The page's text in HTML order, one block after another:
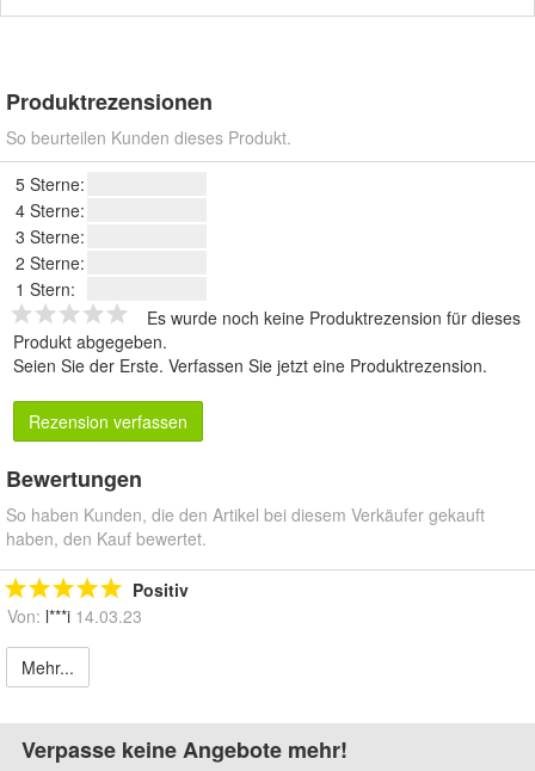
Produktrezensionen
So beurteilen Kunden dieses Produkt.
5 Sterne:
4 Sterne:
3 Sterne:
2 Sterne:
1 Stern:
Es wurde noch keine Produktrezension für dieses
Produkt abgegeben.
Seien Sie der Erste. Verfassen Sie jetzt eine Produktrezension.
Rezension verfassen
Bewertungen
So haben Kunden, die den Artikel bei diesem Verkäufer gekauft
haben, den Kauf bewertet.
Positiv
Von: l***i 14.03.23
Mehr...
Verpasse keine Angebote mehr!